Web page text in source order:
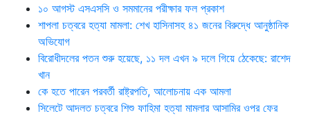
১০ আগস্ট এসএসসি ও সমমানের পরীক্ষার ফল প্রকাশ
শাপলা চত্বরে হত্যা মামলা: শেখ হাসিনাসহ ৪১ জনের বিরুদ্ধে আনুষ্ঠানিক
অভিযোগ
বিরোধীদলের পতন শুরু হয়েছে, ১১ দল এখন ৯ দলে গিয়ে ঠেকেছে: রাশেদ
খান
কে হতে পারেন পরবর্তী রাষ্ট্রপতি, আলোচনায় এক আমলা
সিলেটে আদলত চত্বরে শিশু ফাহিমা হত্যা মামলার আসামির ওপর ফের